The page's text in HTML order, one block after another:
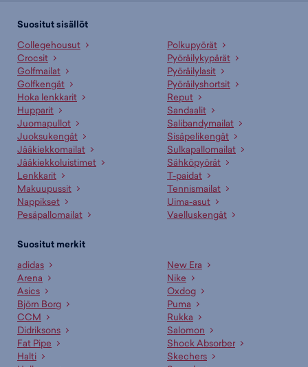
Suositut sisällöt
Collegehousut
Crocsit
Golfmailat
Golfkengät
Hoka lenkkarit
Hupparit
Juomapullot
Juoksukengät
Jääkiekkomailat
Jääkiekkoluistimet
Lenkkarit
Makuupussit
Nappikset
Pesäpallomailat
Polkupyörät
Pyöräilykypärät
Pyöräilylasit
Pyöräilyshortsit
Reput
Sandaalit
Salibandymailat
Sisäpelikengät
Sulkapallomailat
Sähköpyörät
T-paidat
Tennismailat
Uima-asut
Vaelluskengät
Suositut merkit
adidas
Arena
Asics
Björn Borg
CCM
Didriksons
Fat Pipe
Halti
New Era
Nike
Oxdog
Puma
Rukka
Salomon
Shock Absorber
Skechers